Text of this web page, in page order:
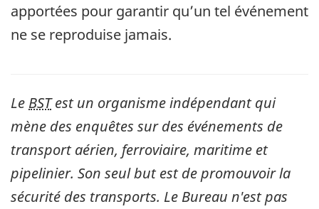
apportées pour garantir qu’un tel événement
ne se reproduise jamais.
Le BSTest un organisme indépendant qui
mène des enquêtes sur des événements de
transport aérien, ferroviaire, maritime et
pipelinier. Son seul but est de promouvoir la
sécurité des transports. Le Bureau n'est pas